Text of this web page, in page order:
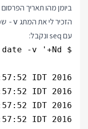
הזכיר לי את המתג -v
עם seq ונקבל: